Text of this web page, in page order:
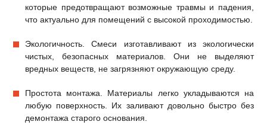
которые предотвращают возможные травмы и падения,
что актуально для помещений с высокой проходимостью.
Экологичность. Смеси изготавливают из экологически
чистых, безопасных материалов. Они не выделяют
вредных веществ, не загрязняют окружающую среду.
Простота монтажа. Материалы легко укладываются на
любую поверхность. Их заливают довольно быстро без
демонтажа старого основания.